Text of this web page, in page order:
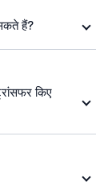
हैं?
किए